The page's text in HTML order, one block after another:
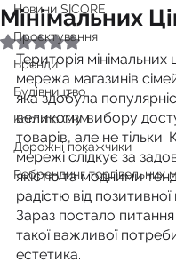
Новини SICORE
Проєктування
Бренди
Будівництво
Kommo CRM
Дорожні покажчики
Ребрендинг торгівельних
Мінімальних
Оцінка: NaN з 5 зірок.
Територія мінімальних
мережа магазинів
яка здобула
великому вибору
товарів, але не тільки.
мережі слідкує за
якістю та модними
радістю від позитивної
Зараз постало питання
такої важливої
естетика.